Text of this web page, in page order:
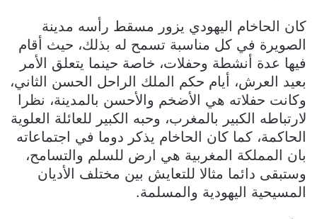
كان الحاخام اليهودي يزور مسقط رأسه مدينة
الصويرة في كل مناسبة تسمح له بذلك، حيث أقام
فيها عدة أنشطة وحفلات، خاصة حينما يتعلق الأمر
بعيد العرش، أيام حكم الملك الراحل الحسن الثاني،
وكانت حفلاته هي الأضخم والأحسن بالمدينة، نظرا
لارتباطه الكبير بالمغرب، وحبه الكبير للعائلة العلوية
الحاكمة، كما كان الحاخام يذكر دوما في اجتماعاته
بان المملكة المغربية هي ارض للسلم والتسامح،
وستبقى دائما مثالا للتعايش بين مختلف الأديان
المسيحية اليهودية والمسلمة.